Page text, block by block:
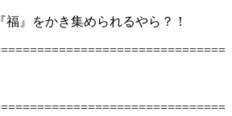
福』をかき集められるやら？！